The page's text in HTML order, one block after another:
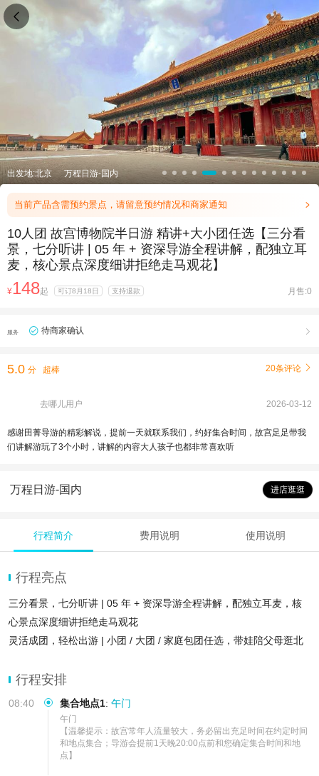
出发地:北京 万程日游-国内
当前产品含需预约景点，请留意预约情况和商家通知 
10人团 故宫博物院半日游 精讲+大小团任选【三分看
景，七分听讲 | 05 年 + 资深导游全程讲解，配独立耳
麦，核心景点深度细讲拒绝走马观花】
¥148起 可订8月18日 支持退款 月售:0
服务 待商家确认 
5.0 分 超棒 20条评论 
去哪儿用户 2026-03-12
感谢田菁导游的精彩解说，提前一天就联系我们，约好集合时间，故宫足足带我
们讲解游玩了3个小时，讲解的内容大人孩子也都非常喜欢听
万程日游-国内 进店逛逛
行程简介 费用说明 使用说明
行程亮点
三分看景，七分听讲 | 05 年 + 资深导游全程讲解，配独立耳麦，核
心景点深度细讲拒绝走马观花
灵活成团，轻松出游 | 小团 / 大团 / 家庭包团任选，带娃陪父母逛北
纯玩保障，品质靠谱 | 签约自营正规导游，纯玩无购物，全程服务有
保障，安心游玩不踩
行程安排
08:40 集合地点1: 午门
午门
【温馨提示：故宫常年人流量较大，务必留出充足时间在约定时间
和地点集合；导游会提前1天晚20:00点前和您确定集合时间和地
点】
